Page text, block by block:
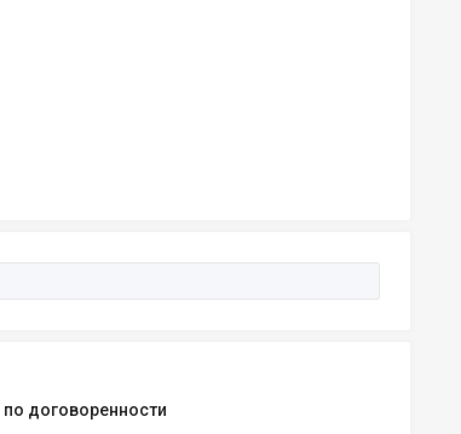
по договоренности